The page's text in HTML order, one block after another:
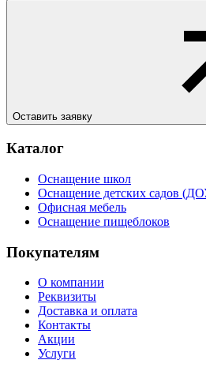
Оставить заявку
Каталог
Оснащение школ
Оснащение детских садов
Офисная мебель
Оснащение пищеблоков
Покупателям
О компании
Реквизиты
Доставка и оплата
Контакты
Акции
Услуги